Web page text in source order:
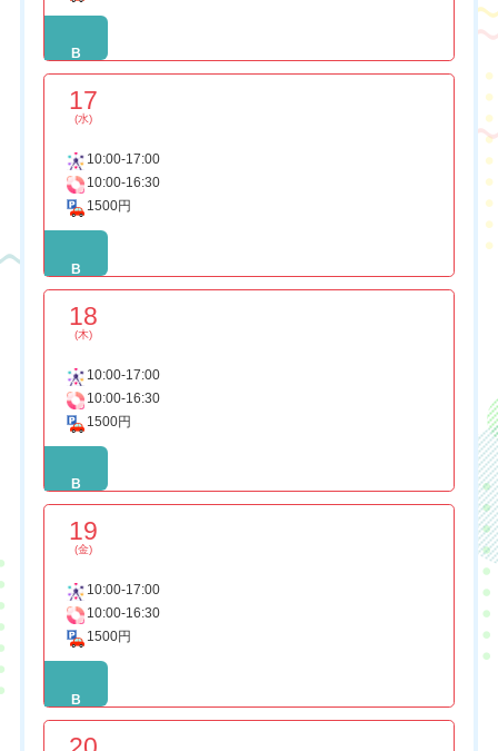
B
17
(水)
10:00-17:00
10:00-16:30
1500円
B
18
(木)
10:00-17:00
10:00-16:30
1500円
B
19
(金)
10:00-17:00
10:00-16:30
1500円
B